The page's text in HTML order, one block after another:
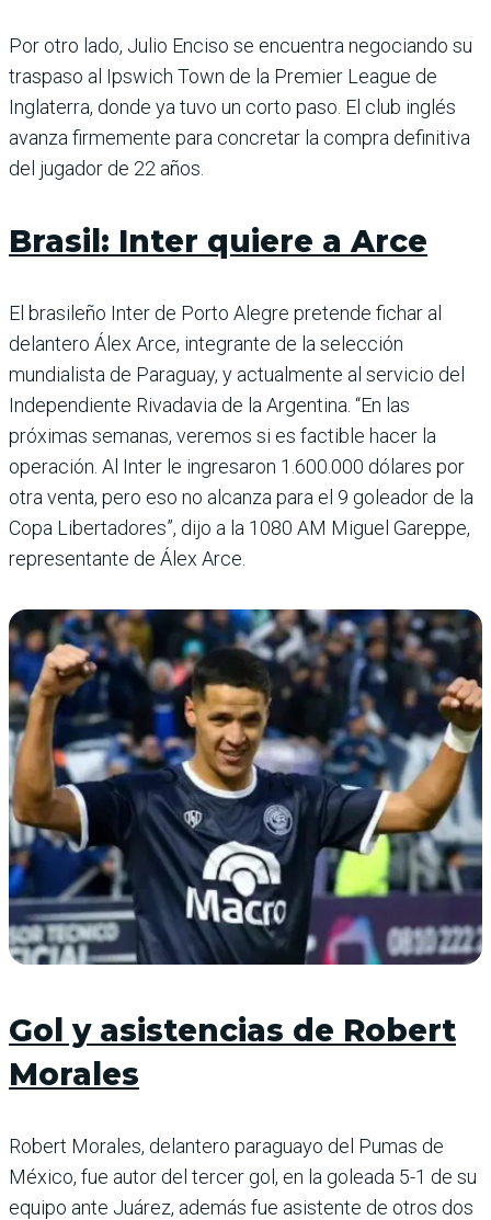
Por otro lado, Julio Enciso se encuentra negociando su
traspaso al Ipswich Town de la Premier League de
Inglaterra, donde ya tuvo un corto paso. El club inglés
avanza firmemente para concretar la compra definitiva
del jugador de 22 años.
Brasil: Inter quiere a Arce
El brasileño Inter de Porto Alegre pretende fichar al
delantero Álex Arce, integrante de la selección
mundialista de Paraguay, y actualmente al servicio del
Independiente Rivadavia de la Argentina. “En las
próximas semanas, veremos si es factible hacer la
operación. Al Inter le ingresaron 1.600.000 dólares por
otra venta, pero eso no alcanza para el 9 goleador de la
Copa Libertadores”, dijo a la 1080 AM Miguel Gareppe,
representante de Álex Arce.
Gol y asistencias de Robert
Morales
Robert Morales, delantero paraguayo del Pumas de
México, fue autor del tercer gol, en la goleada 5-1 de su
equipo ante Juárez, además fue asistente de otros dos